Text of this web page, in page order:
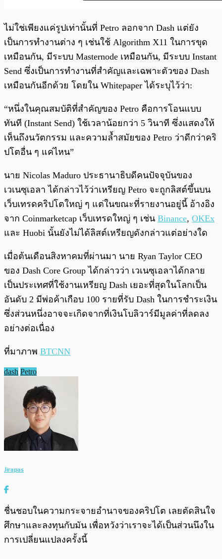
ไม่ใช่เพียงแค่รูปเท่านั้นที่ Petro ลอกจาก Dash แต่ยัง
เป็นการทำงานต่าง ๆ เช่นใช้ Algorithm X11 ในการขุด
เหมือนกัน, มีระบบ Masternode เหมือนกัน, มีระบบ Instant
Send ซึ่งเป็นการทำงานที่สำคัญและเฉพาะตัวของ Dash
เหมือนกันอีกด้วย โดยใน Whitepaper ได้ระบุไว้ว่า:
“หนึ่งในคุณสมบัติที่สำคัญของ Petro คือการโอนแบบ
ทันที (Instant Send) ใช้เวลาน้อยกว่า 5 วินาที ซึ่งแสดงให้
เห็นถึงนวัตกรรม และความล้ำสมัยของ Petro ว่าดีกว่าคริ
ปโตอื่น ๆ แค่ไหน”
นาย Nicolas Maduro ประธานาธิบดีคนปัจจุบันของ
เวเนซุเอลา ได้กล่าวไว้ว่าเหรียญ Petro จะถูกลิสต์ขึ้นบน
เว็บเทรดคริปโตใหญ่ ๆ แต่ในขณะที่รายงานอยู่นี้ อ้างอิง
จาก Coinmarketcap เว็บเทรดใหญ่ ๆ เช่น Binance, OKEx
และ Huobi นั้นยังไม่ได้ลิสต์เหรียญดังกล่าวแต่อย่างใด
เมื่อต้นเดือนสิงหาคมที่ผ่านมา นาย Ryan Taylor CEO
ของ Dash Core Group ได้กล่าวว่า เวเนซุเอลาได้กลาย
เป็นประเทศที่ใช้งานเหรียญ Dash เยอะที่สุดในโลกเป็น
อันดับ 2 มีพ่อค้าเกือบ 100 รายที่รับ Dash ในการชำระเงิน
ซึ่งส่วนหนึ่งอาจจะเกิดจากที่เงินโบลิวาร์มีมูลค่าที่ลดลง
อย่างต่อเนื่อง
ที่มาภาพ BTCNN
dash Petro
Jirapas
ชื่นชอบในความกระจายอำนาจของคริปโต เลยตัดสินใจ
ศึกษาและลงทุนกับมัน เพื่อหวังว่าเราจะได้เป็นส่วนนึงใน
การเปลี่ยนแปลงครั้งนี้